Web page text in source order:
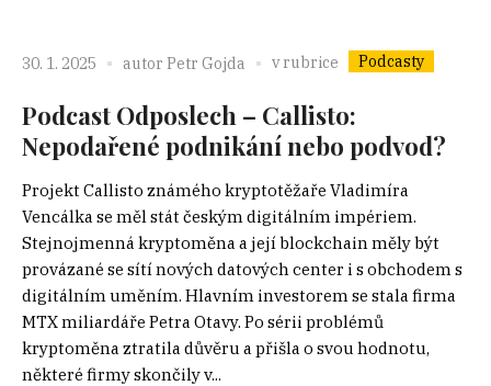
30. 1. 2025 autor Petr Gojda v rubrice Podcasty
Podcast Odposlech – Callisto:
Nepodařené podnikání nebo podvod?
Projekt Callisto známého kryptotěžaře Vladimíra
Vencálka se měl stát českým digitálním impériem.
Stejnojmenná kryptoměna a její blockchain měly být
provázané se sítí nových datových center i s obchodem s
digitálním uměním. Hlavním investorem se stala firma
MTX miliardáře Petra Otavy. Po sérii problémů
kryptoměna ztratila důvěru a přišla o svou hodnotu,
některé firmy skončily v...